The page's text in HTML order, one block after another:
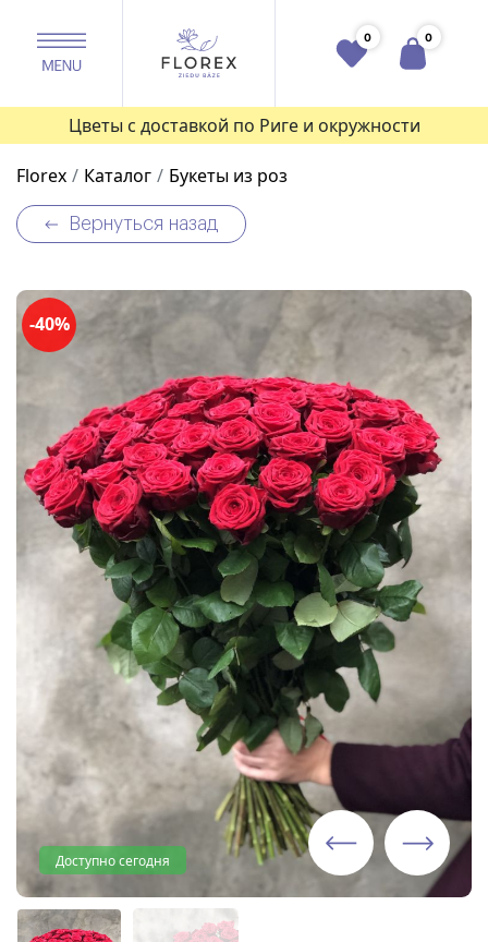
0 0
Цветы с доставкой по Риге и окружности
Florex Каталог Букеты из роз
Вернуться назад
-40%
Доступно сегодня